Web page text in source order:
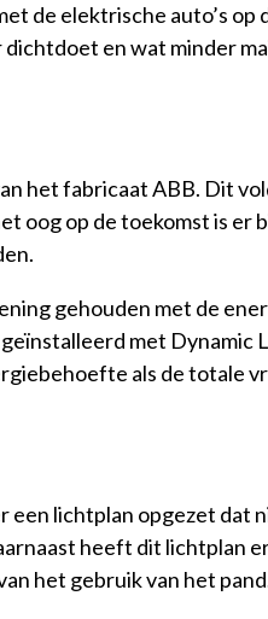
de elektrische auto’s
en wat minder
het fabricaat ABB. Dit
oog op de toekomst is er
gehouden met de
met Dynamic
als de totale
een lichtplan opgezet dat
heeft dit lichtplan
het gebruik van het